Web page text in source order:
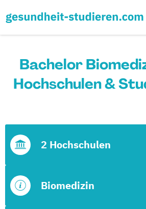
Bachelor
Hochschulen &
Biomedizin
2 Hochschulen